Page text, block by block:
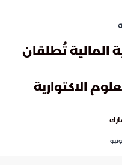
المالية تُطلقان
الاكتوارية